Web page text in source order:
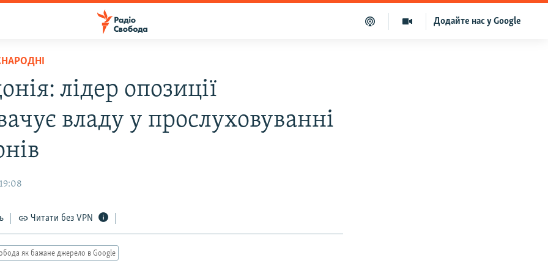
Додайте нас у Google
лідер опозиції
владу у прослуховуванні
Читати без VPN
як бажане джерело в Google